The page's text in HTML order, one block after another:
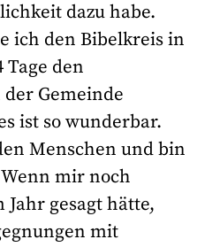
dazu habe.
ich den Bibelkreis in
Tage den
Gemeinde
ist so wunderbar.
Menschen und bin
mir noch
gesagt hätte,
mit